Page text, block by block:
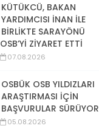
KÜTÜKCÜ, BAKAN
YARDIMCISI İNAN İLE
BİRLİKTE SARAYÖNÜ
OSB’Yİ ZİYARET ETTİ
07.08.2026
OSBÜK OSB YILDIZLARI
ARAŞTIRMASI İÇİN
BAŞVURULAR SÜRÜYOR
05.08.2026